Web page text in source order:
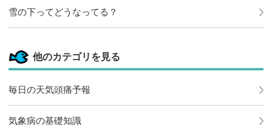
雪の下ってどうなってる？
他のカテゴリを見る
毎日の天気頭痛予報
気象病の基礎知識